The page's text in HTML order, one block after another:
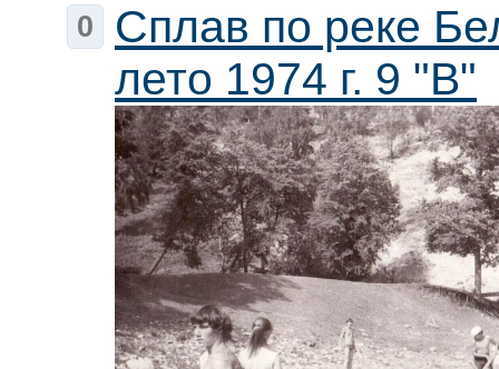
0
Сплав по реке
лето 1974 г. 9 "В"